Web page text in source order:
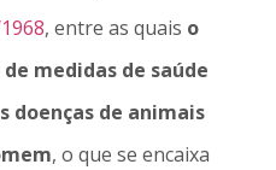
, entre as quais o
medidas de saúde
doenças de animais
, o que se encaixa